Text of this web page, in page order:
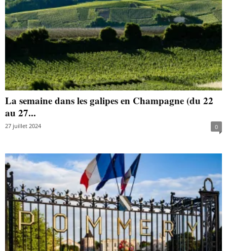
La semaine dans les galipes en Champagne (du 22
au 27...
27 juillet 2024 0